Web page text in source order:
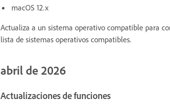
macOS 12.x
Actualiza a un sistema operativo compatible para
lista de sistemas operativos compatibles.
abril de 2026
Actualizaciones de funciones